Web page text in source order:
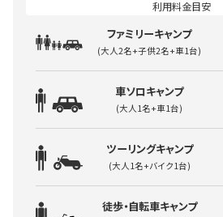
ファミリーキャンプ
(大人2名+子供2名+車1台)
車ソロキャンプ
(大人1名+車1台)
ツーリングキャンプ
(大人1名+バイク1台)
徒歩・自転車キャンプ